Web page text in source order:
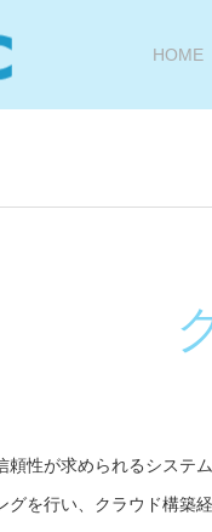
HOME
性が求められるシステ
グを行い、クラウド構築